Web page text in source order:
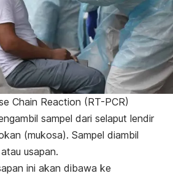
Chain Reaction (RT-PCR)
sampel dari selaput lendir
(mukosa). Sampel diambil
atau usapan.
ini akan dibawa ke